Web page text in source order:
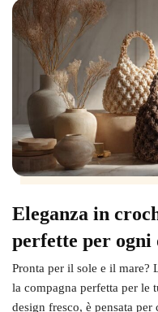
Eleganza in
perfette per ogni
Pronta per il sole e il mare?
la compagna perfetta per le
design fresco, è pensata